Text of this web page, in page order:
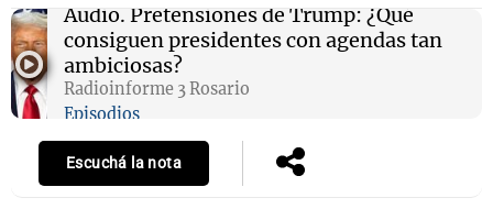
Audio. Pretensiones de Trump: ¿Qué
consiguen presidentes con agendas tan
ambiciosas?
Radioinforme 3 Rosario
Episodios
Escuchá la nota
Notas
Mundial 2026
Notas